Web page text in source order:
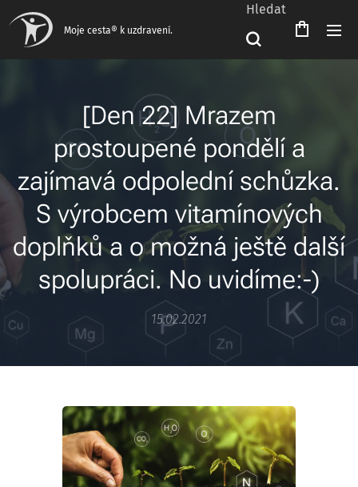
Moje cesta® k uzdravení.
Hledat
[Den 22] Mrazem
prostoupené pondělí a
zajímavá odpolední schůzka.
S výrobcem vitamínových
doplňků a o možná ještě další
spolupráci. No uvidíme:-)
15.02.2021